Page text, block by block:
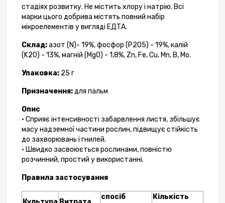
стадіях розвитку. Не містить хлору і натрію. Всі
марки цього добрива містять повний набір
мікроелементів у вигляді ЕДТА.
Склад:азот (N)- 19%, фосфор (P2O5) - 19%, калій
(K2O) - 13%, магній (MgO) - 1,8%, Zn, Fe, Cu, Mn, B, Mo.
Упаковка: 25 г
Призначення:для пальм
Опис
• Сприяє інтенсивності забарвлення листя, збільшує
масу надземної частини рослин, підвищує стійкість
до захворювань і гнилей.
• Швидко засвоюється рослинами, повністю
розчинний, простий у використанні.
Правила застосування
спосіб
Кількість